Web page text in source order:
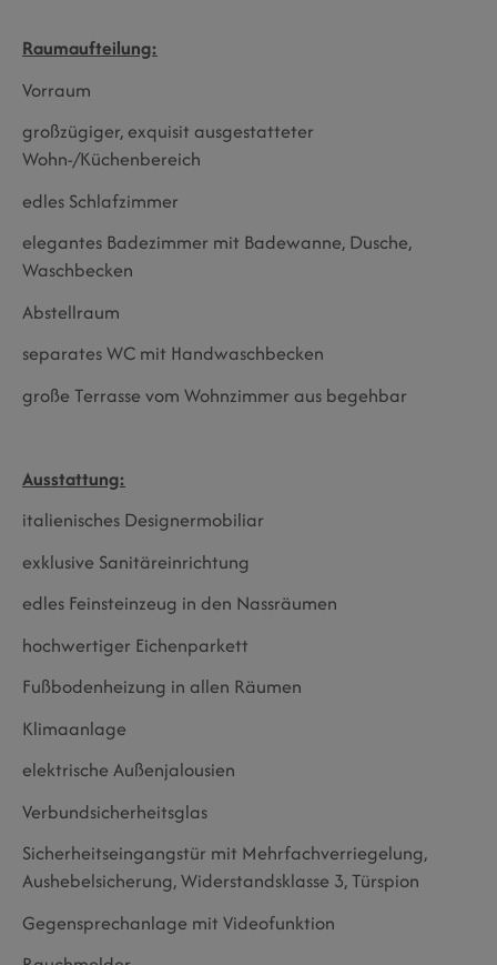
Raumaufteilung:
Vorraum
großzügiger, exquisit ausgestatteter
Wohn-/Küchenbereich
edles Schlafzimmer
elegantes Badezimmer mit Badewanne, Dusche,
Waschbecken
Abstellraum
separates WC mit Handwaschbecken
große Terrasse vom Wohnzimmer aus begehbar
Ausstattung:
italienisches Designermobiliar
exklusive Sanitäreinrichtung
edles Feinsteinzeug in den Nassräumen
hochwertiger Eichenparkett
Fußbodenheizung in allen Räumen
Klimaanlage
elektrische Außenjalousien
Verbundsicherheitsglas
Sicherheitseingangstür mit Mehrfachverriegelung,
Aushebelsicherung, Widerstandsklasse 3, Türspion
Gegensprechanlage mit Videofunktion